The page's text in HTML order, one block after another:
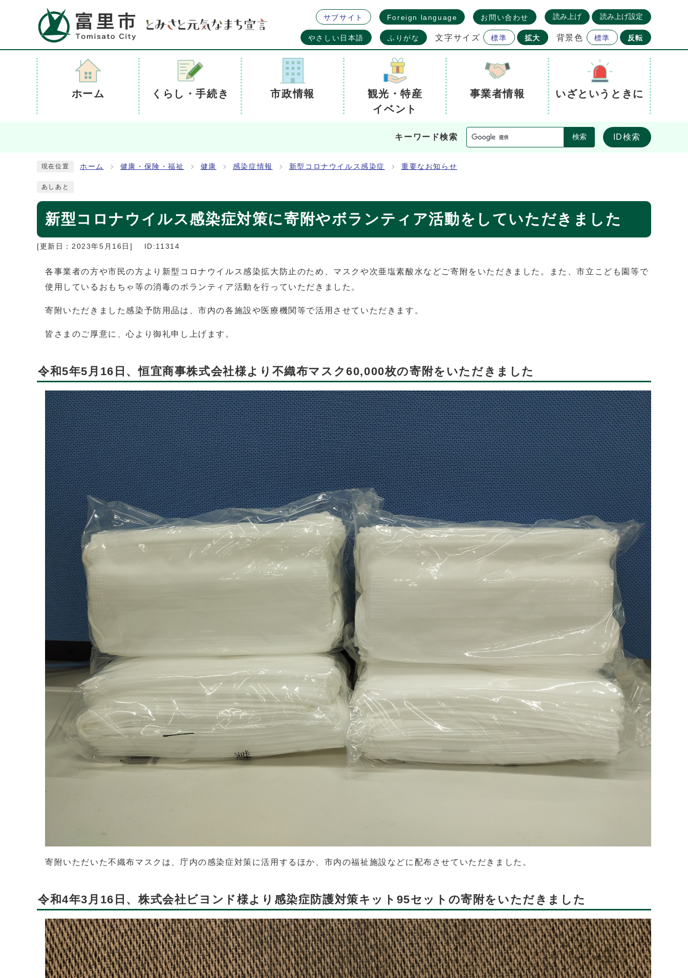
サブサイト Foreign language お問い合わせ 読み上げ 読み上げ設定
やさしい日本語 ふりがな 文字サイズ 標準 拡大 背景色 標準 反転
ホーム くらし・手続き 市政情報
観光・特産
イベント
事業者情報 いざというときに
キーワード検索 検索 ID検索
現在位置 ホーム 健康・保険・福祉 健康 感染症情報 新型コロナウイルス感染症 重要なお知らせ
あしあと
新型コロナウイルス感染症対策に寄附やボランティア活動をしていただきました
[更新日： 2023年5月16日 ] ID:11314
各事業者の方や市民の方より新型コロナウイルス感染拡大防止のため、マスクや次亜塩素酸水などご寄附をいただきました。また、市立こども園等で
使用しているおもちゃ等の消毒のボランティア活動を行っていただきました。
寄附いただきました感染予防用品は、市内の各施設や医療機関等で活用させていただきます。
皆さまのご厚意に、心より御礼申し上げます。
令和5年5月16日、恒宜商事株式会社様より不織布マスク60,000枚の寄附をいただきました
寄附いただいた不織布マスクは、庁内の感染症対策に活用するほか、市内の福祉施設などに配布させていただきました。
令和4年3月16日、株式会社ビヨンド様より感染症防護対策キット95セットの寄附をいただきました